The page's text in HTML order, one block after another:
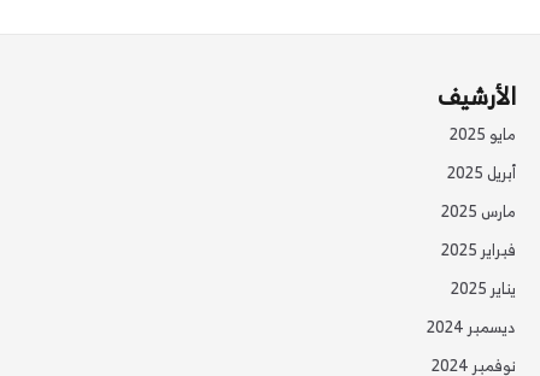
الأرشيف
مايو 2025
أبريل 2025
مارس 2025
فبراير 2025
يناير 2025
ديسمبر 2024
نوفمبر 2024